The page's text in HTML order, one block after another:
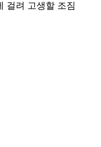
걸려 고생할 조짐